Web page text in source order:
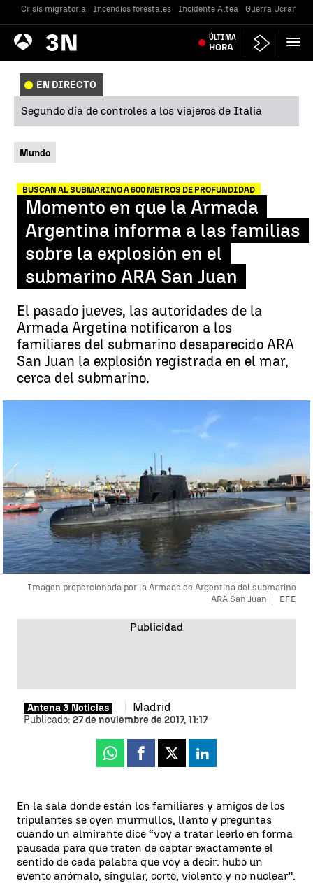
Crisis migratoria Incendios forestales Incidente Altea Guerra Ucrania
Antena
3 Noticias ÚLTIMA
HORA
EN DIRECTO
Segundo día de controles a los viajeros de Italia
Mundo
BUSCAN AL SUBMARINO A 600 METROS DE PROFUNDIDAD
Momento en que la Armada
Argentina informa a las familias
sobre la explosión en el
submarino ARA San Juan
El pasado jueves, las autoridades de la
Armada Argetina notificaron a los
familiares del submarino desaparecido ARA
San Juan la explosión registrada en el mar,
cerca del submarino.
Imagen proporcionada por la Armada de Argentina del submarino
ARA San Juan
EFE
Antena 3 Noticias Madrid
Publicado: 27 de noviembre de 2017, 11:17
Whatsapp
Facebook
X Linkedin
En la sala donde están los familiares y amigos de los
tripulantes se oyen murmullos, llanto y preguntas
cuando un almirante dice “voy a tratar leerlo en forma
pausada para que traten de captar exactamente el
sentido de cada palabra que voy a decir: hubo un
evento anómalo, singular, corto, violento y no nuclear”.